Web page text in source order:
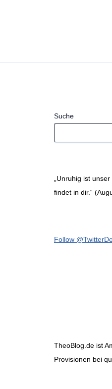
Suche
„Unruhig ist
findet in dir.“
Follow
TheoBlog.de ist
Provisionen bei